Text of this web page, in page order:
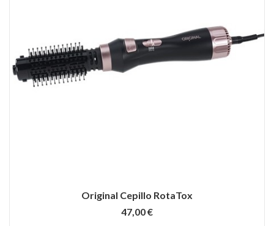
Original Cepillo RotaTox
47,00 €